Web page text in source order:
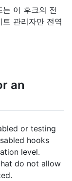
이 후크의 전
관리자만 전역
an
or testing
hooks
level.
do not allow